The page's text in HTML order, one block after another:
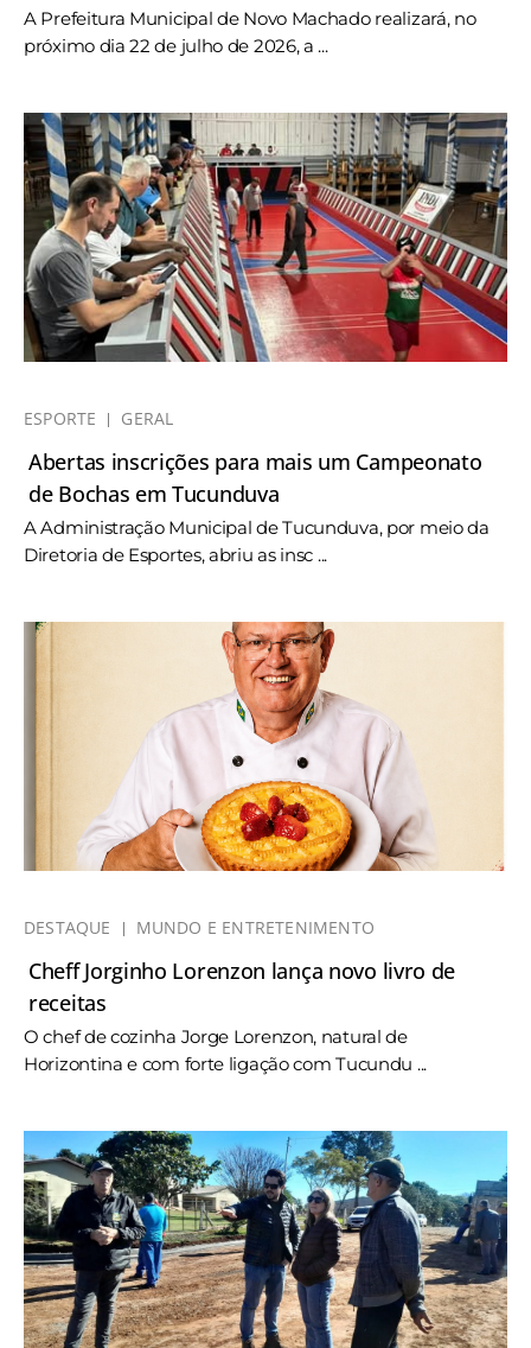
A Prefeitura Municipal de Novo Machado realizará, no
próximo dia 22 de julho de 2026, a ...
ESPORTE GERAL
Abertas inscrições para mais um Campeonato
de Bochas em Tucunduva
A Administração Municipal de Tucunduva, por meio da
Diretoria de Esportes, abriu as insc ...
DESTAQUE MUNDO E ENTRETENIMENTO
Cheff Jorginho Lorenzon lança novo livro de
receitas
O chef de cozinha Jorge Lorenzon, natural de
Horizontina e com forte ligação com Tucundu ...